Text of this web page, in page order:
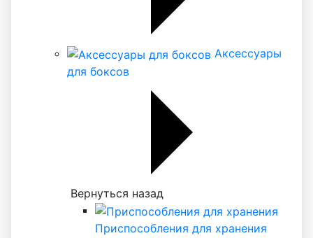
Аксессуары
для боксов
Вернуться назад
Приспособления для хранения